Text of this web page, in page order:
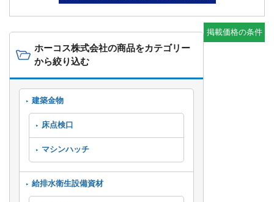
掲載価格の条件
ホーコス株式会社の商品をカテゴリー
から絞り込む
建築金物
床点検口
マシンハッチ
給排水衛生設備資材